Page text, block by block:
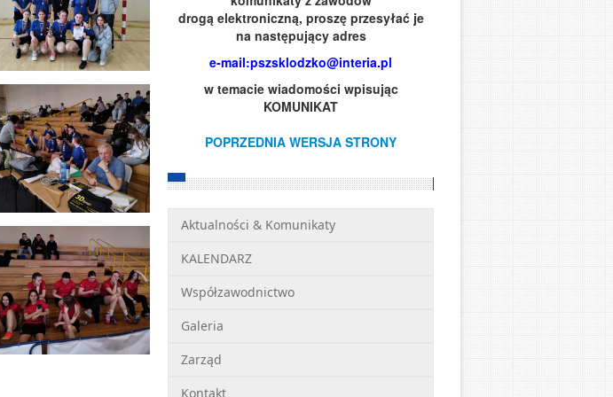
drogą elektroniczną, proszę przesyłać je
na następujący adres
e-mail:pszsklodzko@interia.pl
w temacie wiadomości wpisując
KOMUNIKAT
POPRZEDNIA WERSJA STRONY
Aktualności & Komunikaty
KALENDARZ
Współzawodnictwo
Galeria
Zarząd
Kontakt